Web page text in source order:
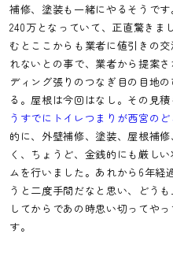
補修、塗装も一緒にやるそうです
240万となっていて、正直驚きま
むとここからも業者に値引きの
れないとの事で、業者から提案
ディング張りのつなぎ目の目地
る。屋根は今回はなし。その見積
うすでにトイレつまりが西宮のど
的に、外壁補修、塗装、屋根補
く、ちょうど、金銭的にも厳し
ムを行いました。あれから6年経
うと二度手間だなと思い、どう
してからであの時思い切ってや
す。